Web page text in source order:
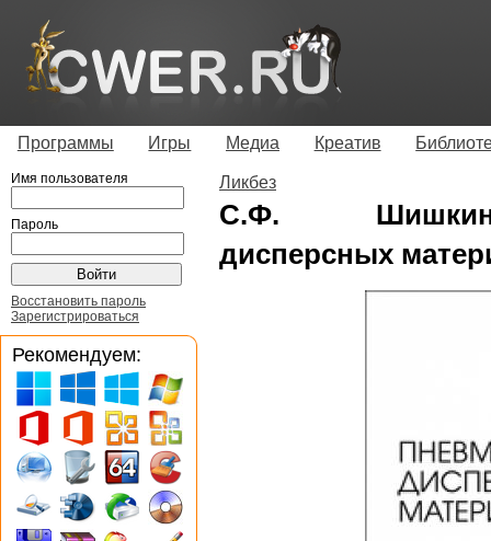
Программы Игры Медиа Креатив
Ликбез
С.Ф. Шишкин.
дисперсных
Имя пользователя
Пароль
Восстановить пароль
Зарегистрироваться
Рекомендуем: